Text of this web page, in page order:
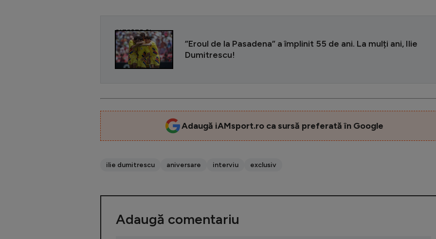
CITEȘTE ȘI
”Eroul de la Pasadena” a împlinit 55 de ani. La mulți ani, Ilie
Dumitrescu!
Adaugă iAMsport.ro ca sursă preferată în Google
ilie dumitrescu aniversare interviu exclusiv
Adaugă comentariu